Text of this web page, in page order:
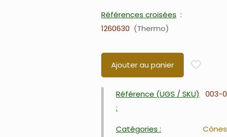
Références croisées
1260630
Thermo
Ajouter au panier
Référence (UGS / SKU)
:
003-
Catégories :